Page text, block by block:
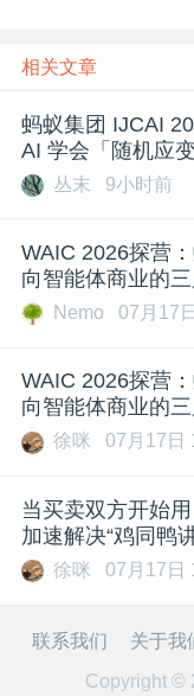
相关文章
蚂蚁集团 IJCAI
AI 学会「随机应变
丛末 9小时前
WAIC 2026探营
向智能体商业的
Nemo 07月17
WAIC 2026探营
向智能体商业的
徐咪 07月17日
当买卖双方开始
加速解决“鸡同鸭
徐咪 07月17日
联系我们 关于我
Copyright ©